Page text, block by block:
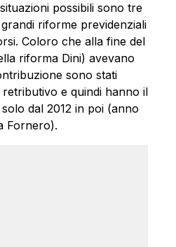
possibili sono tre
riforme previdenziali
Coloro che alla fine del
riforma Dini) avevano
sono stati
e quindi hanno il
dal 2012 in poi (anno
Fornero).